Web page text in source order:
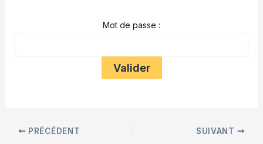
Mot de passe :
PRÉCÉDENT SUIVANT